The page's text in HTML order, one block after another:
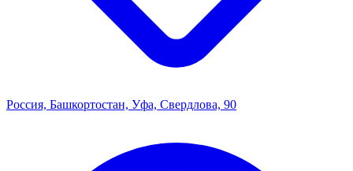
Россия, Башкортостан, Уфа, Свердлова, 90